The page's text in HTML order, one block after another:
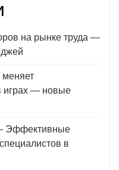
на рынке труда —
меняет
играх — новые
Эффективные
в